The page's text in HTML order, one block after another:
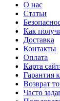
О нас
Статьи
Как
Доставка
Контакты
Оплата
Карта
Гарантия
Возврат
Часто